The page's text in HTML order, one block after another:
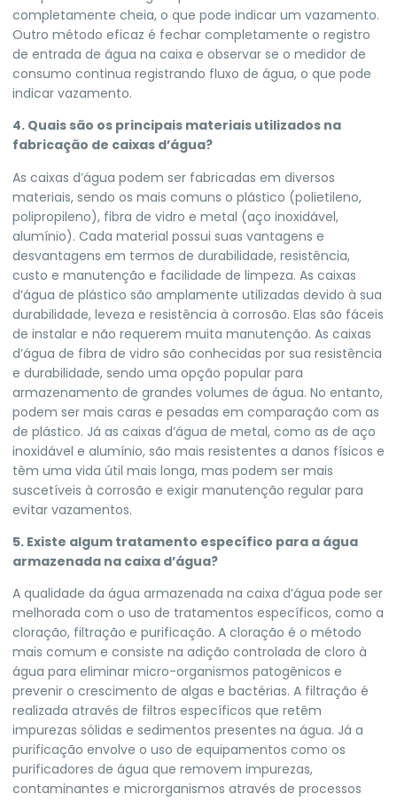
completamente cheia, o que pode indicar um vazamento.
Outro método eficaz é fechar completamente o registro
de entrada de água na caixa e observar se o medidor de
consumo continua registrando fluxo de água, o que pode
indicar vazamento.
4. Quais são os principais materiais utilizados na
fabricação de caixas d’água?
As caixas d’água podem ser fabricadas em diversos
materiais, sendo os mais comuns o plástico (polietileno,
polipropileno), fibra de vidro e metal (aço inoxidável,
alumínio). Cada material possui suas vantagens e
desvantagens em termos de durabilidade, resistência,
custo e manutenção e facilidade de limpeza. As caixas
d’água de plástico são amplamente utilizadas devido à sua
durabilidade, leveza e resistência à corrosão. Elas são fáceis
de instalar e não requerem muita manutenção. As caixas
d’água de fibra de vidro são conhecidas por sua resistência
e durabilidade, sendo uma opção popular para
armazenamento de grandes volumes de água. No entanto,
podem ser mais caras e pesadas em comparação com as
de plástico. Já as caixas d’água de metal, como as de aço
inoxidável e alumínio, são mais resistentes a danos físicos e
têm uma vida útil mais longa, mas podem ser mais
suscetíveis à corrosão e exigir manutenção regular para
evitar vazamentos.
5. Existe algum tratamento específico para a água
armazenada na caixa d’água?
A qualidade da água armazenada na caixa d’água pode ser
melhorada com o uso de tratamentos específicos, como a
cloração, filtração e purificação. A cloração é o método
mais comum e consiste na adição controlada de cloro à
água para eliminar micro-organismos patogênicos e
prevenir o crescimento de algas e bactérias. A filtração é
realizada através de filtros específicos que retêm
impurezas sólidas e sedimentos presentes na água. Já a
purificação envolve o uso de equipamentos como os
purificadores de água que removem impurezas,
contaminantes e microrganismos através de processos